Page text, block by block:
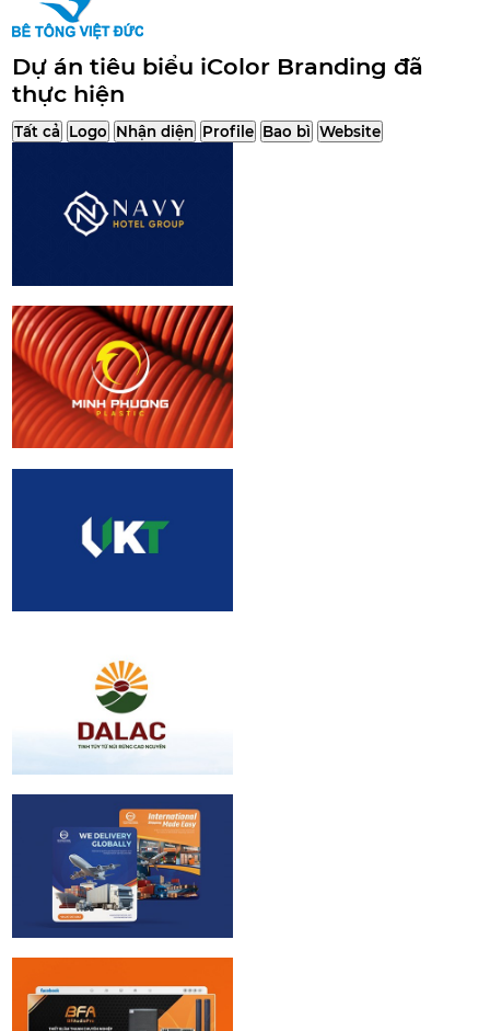
Dự án tiêu biểu iColor Branding đã
thực hiện
Tất cả Logo Nhận diện Profile Bao bì Website
Navy Hotel Group
| Brand identity
Design
Minh Phuong
design
Logo Design
Dalac | Logo
design
CTX Logistic |
Brand identity